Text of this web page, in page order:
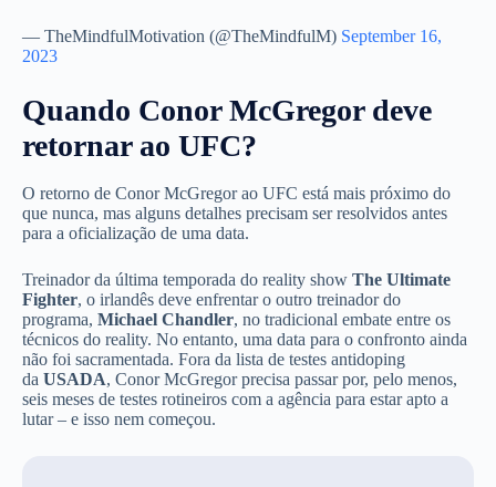
— TheMindfulMotivation (@TheMindfulM) September 16,
2023
Quando Conor McGregor deve
retornar ao UFC?
O retorno de Conor McGregor ao UFC está mais próximo do
que nunca, mas alguns detalhes precisam ser resolvidos antes
para a oficialização de uma data.
Treinador da última temporada do reality show The Ultimate
Fighter, o irlandês deve enfrentar o outro treinador do
programa, Michael Chandler, no tradicional embate entre os
técnicos do reality. No entanto, uma data para o confronto ainda
não foi sacramentada. Fora da lista de testes antidoping
da USADA, Conor McGregor precisa passar por, pelo menos,
seis meses de testes rotineiros com a agência para estar apto a
lutar – e isso nem começou.